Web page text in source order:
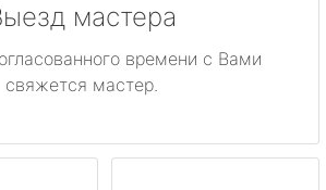
мастера
времени с Вами
свяжется мастер.